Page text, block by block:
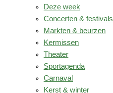
Deze week
Concerten & festivals
Markten & beurzen
Kermissen
Theater
Sportagenda
Carnaval
Kerst & winter